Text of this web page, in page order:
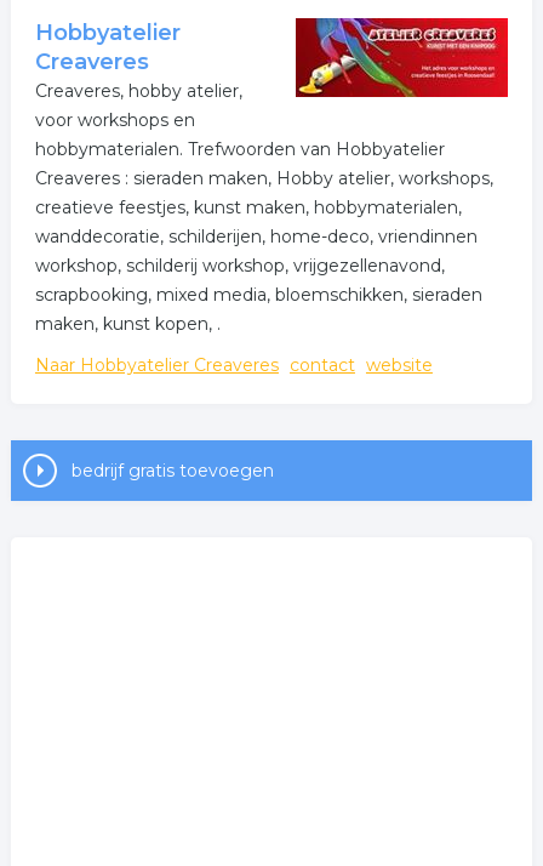
Hobbyatelier
Creaveres
Creaveres, hobby atelier,
voor workshops en
hobbymaterialen. Trefwoorden van Hobbyatelier
Creaveres : sieraden maken, Hobby atelier, workshops,
creatieve feestjes, kunst maken, hobbymaterialen,
wanddecoratie, schilderijen, home-deco, vriendinnen
workshop, schilderij workshop, vrijgezellenavond,
scrapbooking, mixed media, bloemschikken, sieraden
maken, kunst kopen, .
Naar Hobbyatelier Creaveres contact website
bedrijf gratis toevoegen